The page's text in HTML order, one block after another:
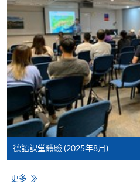
Mastercard卡」）繳付學費
Mastercard卡持有人，如報
享有十個月免息分期付款優
信用卡持有人。詳情請向學
4. 網上繳費服務
大部份公開招生的課程（以
別學歷頒授課程提供網上報
網上使用「繳費靈」（不適
Mastercard繳付有關課程的
付方式之外，如就讀學歷頒
員亦可以微信支付（Online
德語課堂體驗 (2025年8月)
更多